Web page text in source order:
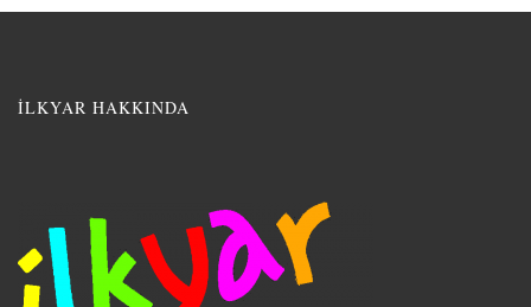
İLKYAR HAKKINDA